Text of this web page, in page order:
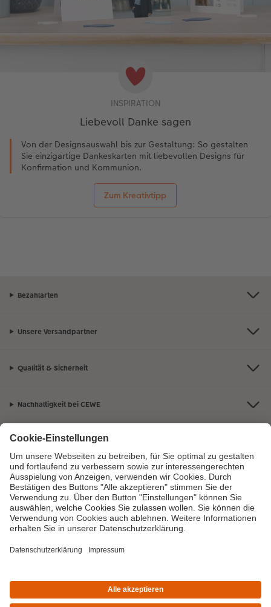
INSPIRATION
Liebevoll Danke sagen
Von der Designsauswahl bis zur Gestaltung: So gestalten
Sie einzigartige Dankeskarten mit liebevollen Designs für
Konfirmation und Kommunion.
Zum Kreativtipp
Bezahlarten
Unsere Versandpartner
Qualität & Sicherheit
Nachhaltigkeit bei CEWE
Mein Fotoservice
Informationen
Sortiment
Inspirationen
Bei Fragen zu Produkten oder der Bestellung können Sie uns gern anrufen:
0720710789Mo. bis Sa.: 8:00 – 20:00 Uhr und So.: 10:00 – 18:00 Uhr